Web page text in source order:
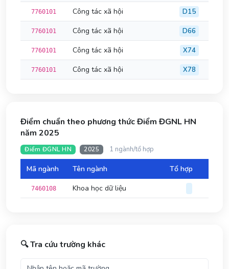
7760101 Công tác xã hội D15
7760101 Công tác xã hội D66
7760101 Công tác xã hội X74
7760101 Công tác xã hội X78
Điểm chuẩn theo phương thức Điểm ĐGNL HN
năm 2025
Điểm ĐGNL HN 2025 1 ngành/tổ hợp
Mã ngành Tên ngành Tổ hợp
7460108 Khoa học dữ liệu
🔍 Tra cứu trường khác